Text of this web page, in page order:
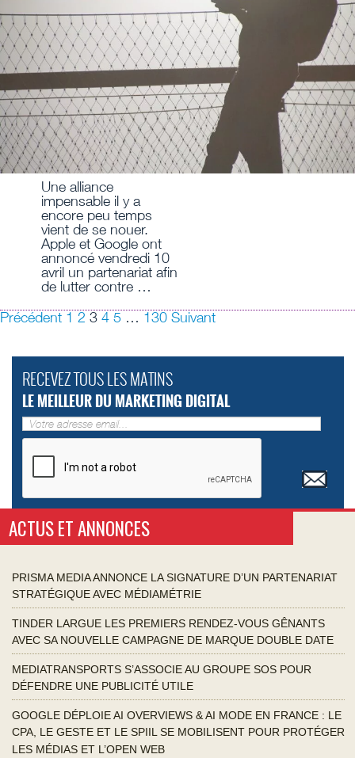
Une alliance
impensable il y a
encore peu temps
vient de se nouer.
Apple et Google ont
annoncé vendredi 10
avril un partenariat afin
de lutter contre …
Précédent 1 2 3 4 5 … 130 Suivant
RECEVEZ TOUS LES MATINS
LE MEILLEUR DU MARKETING DIGITAL
ACTUS ET ANNONCES
PRISMA MEDIA ANNONCE LA SIGNATURE D’UN PARTENARIAT
STRATÉGIQUE AVEC MÉDIAMÉTRIE
TINDER LARGUE LES PREMIERS RENDEZ-VOUS GÊNANTS
AVEC SA NOUVELLE CAMPAGNE DE MARQUE DOUBLE DATE
MEDIATRANSPORTS S’ASSOCIE AU GROUPE SOS POUR
DÉFENDRE UNE PUBLICITÉ UTILE
GOOGLE DÉPLOIE AI OVERVIEWS & AI MODE EN FRANCE : LE
CPA, LE GESTE ET LE SPIIL SE MOBILISENT POUR PROTÉGER
LES MÉDIAS ET L’OPEN WEB